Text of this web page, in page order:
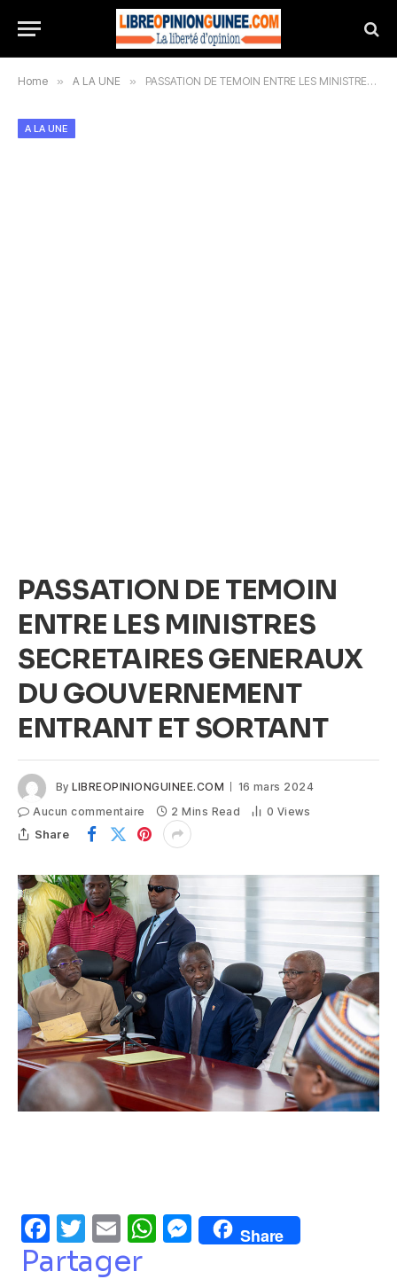
Home » A LA UNE » PASSATION DE TEMOIN ENTRE LES MINISTRES SECRETAIRES GENERAUX DU GOUVERNEMENT ENTRANT ET SORTANT
A LA UNE
PASSATION DE TEMOIN
ENTRE LES MINISTRES
SECRETAIRES GENERAUX
DU GOUVERNEMENT
ENTRANT ET SORTANT
By LIBREOPINIONGUINEE.COM
16 mars 2024
Aucun commentaire
2 Mins Read 0 Views
Share
Facebook
Twitter
EmailWhatsApp
Messenger
Share
Partager